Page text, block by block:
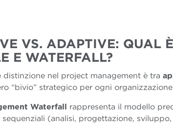
VS. ADAPTIVE: QUAL
E WATERFALL?
distinzione nel project management è tra
“bivio” strategico per ogni
Waterfall rappresenta il modello
(analisi, progettazione,